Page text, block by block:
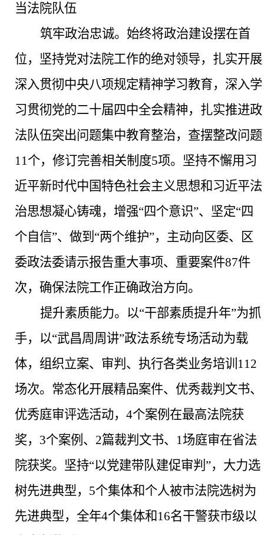
当法院队伍
筑牢政治忠诚。 始终将政治建设摆在首
位，坚持党对法院工作的绝对领导，扎实开展
深入贯彻中央八项规定精神学习教育，深入学
习贯彻党的二十届四中全会精神，扎实推进政
法队伍突出问题集中教育整治，查摆整改问题
11个，修订完善相关制度5项。坚持不懈用习
近平新时代中国特色社会主义思想和习近平法
治思想凝心铸魂，增强“四个意识”、坚定“四
个自信”、做到“两个维护”，主动向区委、区
委政法委请示报告重大事项、重要案件87件
次，确保法院工作正确政治方向。
提升素质能力。 以“干部素质提升年”为抓
手，以“武昌周周讲”政法系统专场活动为载
体，组织立案、审判、执行各类业务培训112
场次。常态化开展精品案件、优秀裁判文书、
优秀庭审评选活动， 4个案例在最高法院获
奖，3个案例、2篇裁判文书、1场庭审在省法
院获奖。坚持“以党建带队建促审判”，大力选
树先进典型，5个集体和个人被市法院选树为
先进典型，全年4个集体和16名干警获市级以